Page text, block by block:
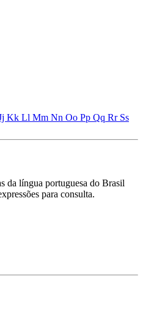
Kk Ll Mm Nn Oo Pp Qq Rr Ss
da língua portuguesa do Brasil
para consulta.